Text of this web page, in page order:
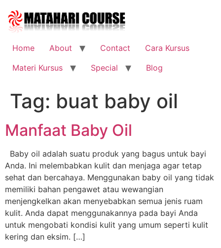
content
Home
About Contact
Cara Kursus
Materi Kursus
Special Blog
Tag: buat baby oil
Manfaat Baby Oil
Baby oil adalah suatu produk yang bagus untuk bayi
Anda. Ini melembabkan kulit dan menjaga agar tetap
sehat dan bercahaya. Menggunakan baby oil yang tidak
memiliki bahan pengawet atau wewangian
menjengkelkan akan menyebabkan semua jenis ruam
kulit. Anda dapat menggunakannya pada bayi Anda
untuk mengobati kondisi kulit yang umum seperti kulit
kering dan eksim. […]